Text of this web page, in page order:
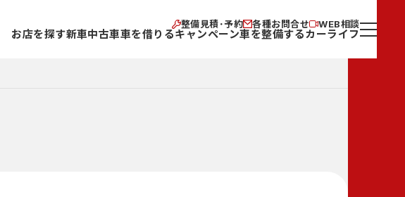
整備見積･予約 各種お問合せ WEB相談
お店を探す新車中古車車を借りるキャンペーン車を整備するカーライフ